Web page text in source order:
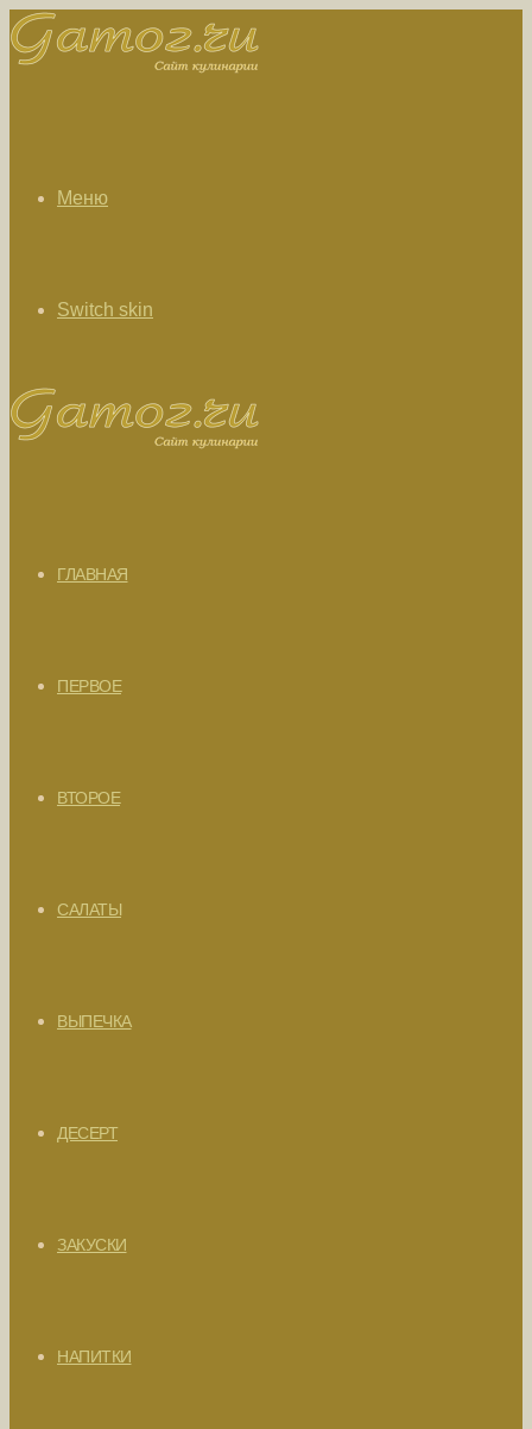
Меню
Switch skin
ГЛАВНАЯ
ПЕРВОЕ
ВТОРОЕ
САЛАТЫ
ВЫПЕЧКА
ДЕСЕРТ
ЗАКУСКИ
НАПИТКИ